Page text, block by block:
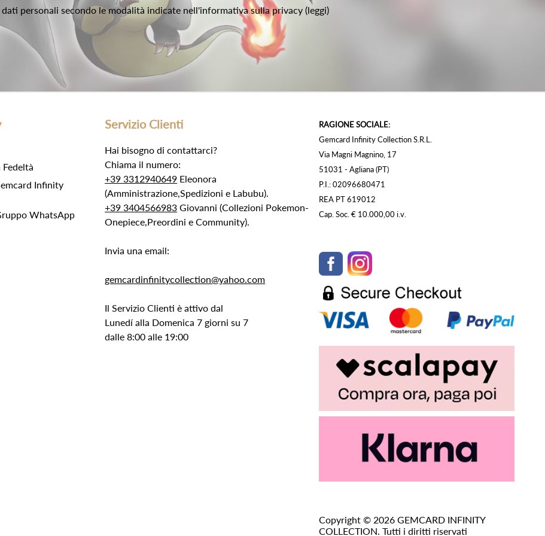
personali secondo le modalità indicate nell'informativa sulla privacy (leggi)
Fedeltà
Infinity
WhatsApp
Servizio Clienti
Hai bisogno di contattarci?
Chiama il numero:
+39 3312940649 Eleonora
(Amministrazione,Spedizioni e Labubu).
+39 3404566983 Giovanni (Collezioni Pokemon-
Onepiece,Preordini e Community).
Invia una email:
gemcardinfinitycollection@yahoo.com
Il Servizio Clienti è attivo dal
Lunedí alla Domenica 7 giorni su 7
dalle 8:00 alle 19:00
RAGIONE SOCIALE:
Gemcard Infinity Collection S.R.L.
Via Magni Magnino, 17
51031 - Agliana (PT)
P.I.: 02096680471
REA PT 619012
Cap. Soc. € 10.000,00 i.v.
Copyright © 2026 GEMCARD INFINITY
COLLECTION. Tutti i diritti riservati